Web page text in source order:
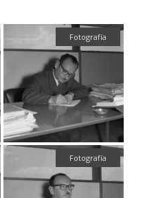
Fotografía
Fotografía